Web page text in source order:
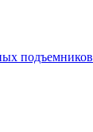
подъемников